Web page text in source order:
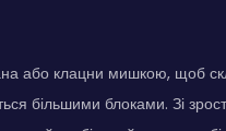
або клацни мишкою, щоб
більшими блоками. Зі